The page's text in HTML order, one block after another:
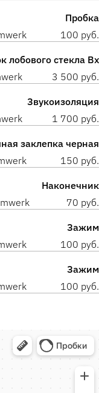
Пробка
100 руб.
лобового стекла Вх
3 500 руб.
Звукоизоляция
1 700 руб.
заклепка черная
150 руб.
Наконечник
70 руб.
Зажим
100 руб.
Зажим
100 руб.